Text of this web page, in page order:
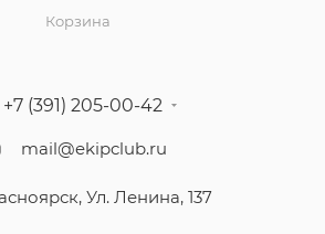
Корзина
+7 (391) 205-00-42
mail@ekipclub.ru
Ул. Ленина, 137